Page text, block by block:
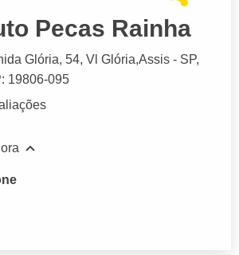
Pecas Rainha
Glória, 54, Vl Glória,Assis - SP,
19806-095